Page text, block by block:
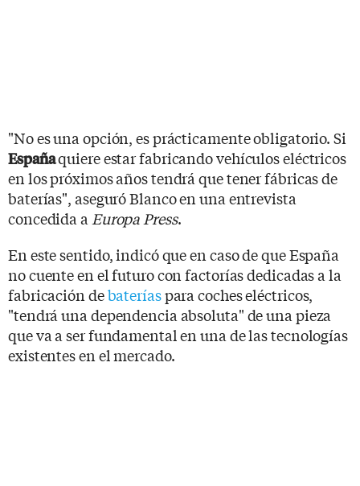
"No es una opción, es prácticamente obligatorio. Si
Españaquiere estar fabricando vehículos eléctricos
en los próximos años tendrá que tener fábricas de
baterías", aseguró Blanco en una entrevista
concedida a Europa Press.
En este sentido, indicó que en caso de que España
no cuente en el futuro con factorías dedicadas a la
fabricación debateríaspara coches eléctricos,
"tendrá una dependencia absoluta" de una pieza
que va a ser fundamental en una de las tecnologías
existentes en el mercado.